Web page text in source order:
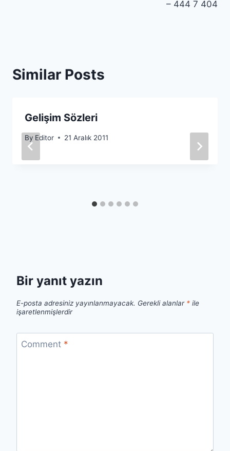
– 444 7 404
Similar Posts
Gelişim Sözleri
By Editor 21 Aralık 2011
Bir yanıt yazın
E-posta adresiniz yayınlanmayacak. Gerekli alanlar * ile
işaretlenmişlerdir
Comment *